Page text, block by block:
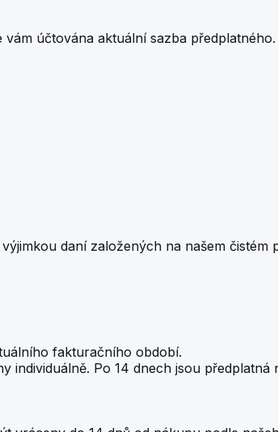
účtována aktuální sazba
daní založených na našem čistém
fakturačního období.
individuálně. Po 14 dnech jsou předplatná